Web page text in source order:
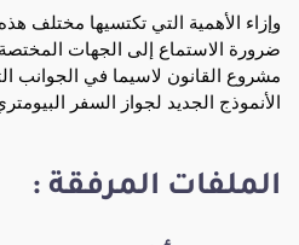
وإزاء الأهمية التي تكتسيها مختلف
ضرورة الاستماع إلى الجهات
مشروع القانون لاسيما في الجوانب
الأنموذج الجديد لجواز السفر
الملفات المرفقة :